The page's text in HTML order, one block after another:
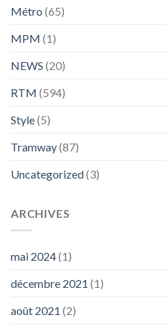
Métro (65)
MPM (1)
NEWS (20)
RTM (594)
Style(5)
Tramway(87)
Uncategorized(3)
ARCHIVES
mai 2024(1)
décembre 2021 (1)
août 2021 (2)